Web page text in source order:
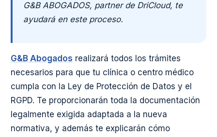
G&B ABOGADOS, partner de DriCloud, te
ayudará en este proceso.
G&B Abogados realizará todos los trámites
necesarios para que tu clínica o centro médico
cumpla con la Ley de Protección de Datos y el
RGPD. Te proporcionarán toda la documentación
legalmente exigida adaptada a la nueva
normativa, y además te explicarán cómo